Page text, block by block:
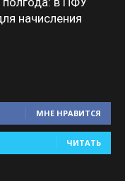
начисления
МНЕ НРАВИТСЯ
ЧИТАТЬ